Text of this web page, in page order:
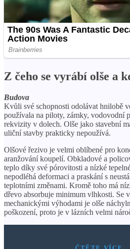
Z čeho se vyrábí olše a
Budova
Kvůli své schopnosti odolávat hnilobě
používala na piloty, zámky, vodovodní
rekvizity v dolech. Olše jako stavební
uliční stavby prakticky nepoužívá.
Olšové řezivo je velmi oblíbené pro
aranžování koupelí. Obkladové a
teplo díky své pórovitosti a nízké
nepodléhá deformaci a praskání s
teplotními změnami. Kromě toho má
dřevo absorbuje minimum vlhkosti. Se
mechanickými výhodami je olše
poškození, proto je v lázních velmi